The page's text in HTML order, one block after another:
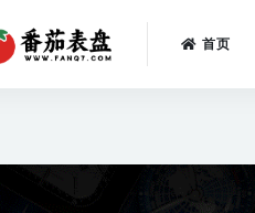
首页